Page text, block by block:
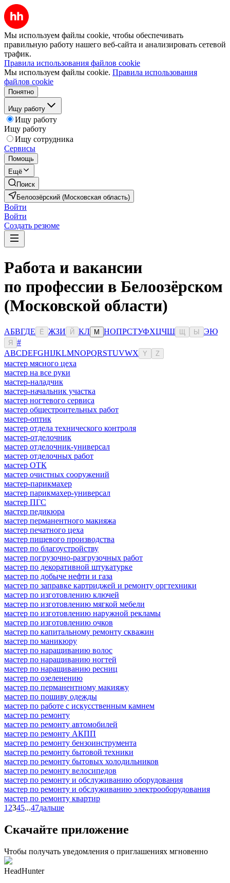
Мы используем файлы cookie, чтобы обеспечивать
правильную работу нашего веб-сайта и анализировать сетевой
трафик.
Правила использования файлов cookie
Мы используем файлы cookie. Правила использования
файлов cookie
Понятно
Ищу работу
Ищу работу
Ищу работу
Ищу сотрудника
Сервисы
Помощь
Ещё
Поиск
Белоозёрский (Московская область)
Войти
Войти
Создать резюме
Работа и вакансии
по профессии в Белоозёрском
(Московской области)
АБВГДЕ Ё ЖЗИ Й КЛ М НОПРСТУФХЦЧШ Ы ЭЮ
Я
#
ABCDEFGHIJKLMNOPQRSTUVWX Y Z
мастер мясного цеха
мастер на все руки
мастер-наладчик
мастер-начальник участка
мастер ногтевого сервиса
мастер общестроительных работ
мастер-оптик
мастер отдела технического контроля
мастер-отделочник
мастер отделочник-универсал
мастер отделочных работ
мастер ОТК
мастер очистных сооружений
мастер-парикмахер
мастер парикмахер-универсал
мастер ПГС
мастер педикюра
мастер перманентного макияжа
мастер печатного цеха
мастер пищевого производства
мастер по благоустройству
мастер погрузочно-разгрузочных работ
мастер по декоративной штукатурке
мастер по добыче нефти и газа
мастер по заправке картриджей и ремонту оргтехники
мастер по изготовлению ключей
мастер по изготовлению мягкой мебели
мастер по изготовлению наружной рекламы
мастер по изготовлению очков
мастер по капитальному ремонту скважин
мастер по маникюру
мастер по наращиванию волос
мастер по наращиванию ногтей
мастер по наращиванию ресниц
мастер по озеленению
мастер по перманентному макияжу
мастер по пошиву одежды
мастер по работе с искусственным камнем
мастер по ремонту
мастер по ремонту автомобилей
мастер по ремонту АКПП
мастер по ремонту бензоинструмента
мастер по ремонту бытовой техники
мастер по ремонту бытовых холодильников
мастер по ремонту велосипедов
мастер по ремонту и обслуживанию оборудования
мастер по ремонту и обслуживанию электрооборудования
мастер по ремонту квартир
1 2345...47дальше
Скачайте приложение
Чтобы получать уведомления о приглашениях мгновенно
HeadHunter